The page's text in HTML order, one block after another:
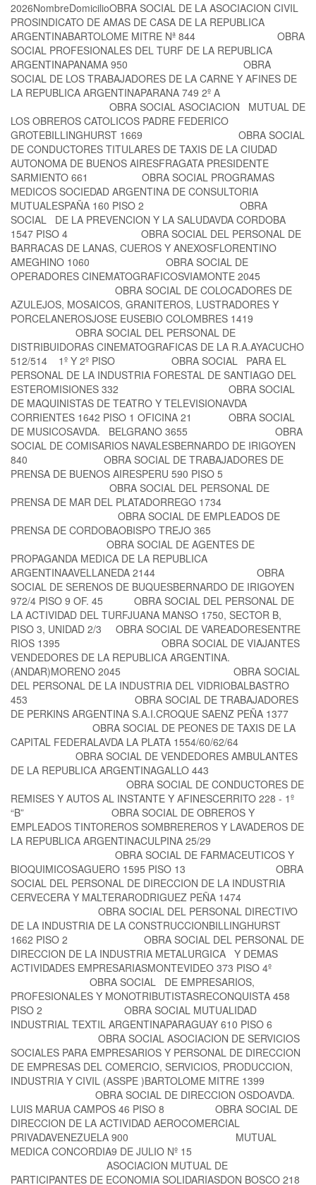
2026NombreDomicilioOBRA SOCIAL DE LA ASOCIACION CIVIL
PROSINDICATO DE AMAS DE CASA DE LA REPUBLICA
ARGENTINABARTOLOME MITRE Nª 844 OBRA
SOCIAL PROFESIONALES DEL TURF DE LA REPUBLICA
ARGENTINAPANAMA 950 OBRA
SOCIAL DE LOS TRABAJADORES DE LA CARNE Y AFINES DE
LA REPUBLICA ARGENTINAPARANA 749 2º A
OBRA SOCIAL ASOCIACION MUTUAL DE
LOS OBREROS CATOLICOS PADRE FEDERICO
GROTEBILLINGHURST 1669 OBRA SOCIAL
DE CONDUCTORES TITULARES DE TAXIS DE LA CIUDAD
AUTONOMA DE BUENOS AIRESFRAGATA PRESIDENTE
SARMIENTO 661 OBRA SOCIAL PROGRAMAS
MEDICOS SOCIEDAD ARGENTINA DE CONSULTORIA
MUTUALESPAÑA 160 PISO 2 OBRA
SOCIAL DE LA PREVENCION Y LA SALUDAVDA CORDOBA
1547 PISO 4 OBRA SOCIAL DEL PERSONAL DE
BARRACAS DE LANAS, CUEROS Y ANEXOSFLORENTINO
AMEGHINO 1060 OBRA SOCIAL DE
OPERADORES CINEMATOGRAFICOSVIAMONTE 2045
OBRA SOCIAL DE COLOCADORES DE
AZULEJOS, MOSAICOS, GRANITEROS, LUSTRADORES Y
PORCELANEROSJOSE EUSEBIO COLOMBRES 1419
OBRA SOCIAL DEL PERSONAL DE
DISTRIBUIDORAS CINEMATOGRAFICAS DE LA R.A.AYACUCHO
512/514 1º Y 2º PISO OBRA SOCIAL PARA EL
PERSONAL DE LA INDUSTRIA FORESTAL DE SANTIAGO DEL
ESTEROMISIONES 332 OBRA SOCIAL
DE MAQUINISTAS DE TEATRO Y TELEVISIONAVDA
CORRIENTES 1642 PISO 1 OFICINA 21 OBRA SOCIAL
DE MUSICOSAVDA. BELGRANO 3655 OBRA
SOCIAL DE COMISARIOS NAVALESBERNARDO DE IRIGOYEN
840 OBRA SOCIAL DE TRABAJADORES DE
PRENSA DE BUENOS AIRESPERU 590 PISO 5
OBRA SOCIAL DEL PERSONAL DE
PRENSA DE MAR DEL PLATADORREGO 1734
OBRA SOCIAL DE EMPLEADOS DE
PRENSA DE CORDOBAOBISPO TREJO 365
OBRA SOCIAL DE AGENTES DE
PROPAGANDA MEDICA DE LA REPUBLICA
ARGENTINAAVELLANEDA 2144 OBRA
SOCIAL DE SERENOS DE BUQUESBERNARDO DE IRIGOYEN
972/4 PISO 9 OF. 45 OBRA SOCIAL DEL PERSONAL DE
LA ACTIVIDAD DEL TURFJUANA MANSO 1750, SECTOR B,
PISO 3, UNIDAD 2/3 OBRA SOCIAL DE VAREADORESENTRE
RIOS 1395 OBRA SOCIAL DE VIAJANTES
VENDEDORES DE LA REPUBLICA ARGENTINA.
(ANDAR)MORENO 2045 OBRA SOCIAL
DEL PERSONAL DE LA INDUSTRIA DEL VIDRIOBALBASTRO
453 OBRA SOCIAL DE TRABAJADORES
DE PERKINS ARGENTINA S.A.I.CROQUE SAENZ PEÑA 1377
OBRA SOCIAL DE PEONES DE TAXIS DE LA
CAPITAL FEDERALAVDA LA PLATA 1554/60/62/64
OBRA SOCIAL DE VENDEDORES AMBULANTES
DE LA REPUBLICA ARGENTINAGALLO 443
OBRA SOCIAL DE CONDUCTORES DE
REMISES Y AUTOS AL INSTANTE Y AFINESCERRITO 228 - 1º
“B” OBRA SOCIAL DE OBREROS Y
EMPLEADOS TINTOREROS SOMBREREROS Y LAVADEROS DE
LA REPUBLICA ARGENTINACULPINA 25/29
OBRA SOCIAL DE FARMACEUTICOS Y
BIOQUIMICOSAGUERO 1595 PISO 13 OBRA
SOCIAL DEL PERSONAL DE DIRECCION DE LA INDUSTRIA
CERVECERA Y MALTERARODRIGUEZ PEÑA 1474
OBRA SOCIAL DEL PERSONAL DIRECTIVO
DE LA INDUSTRIA DE LA CONSTRUCCIONBILLINGHURST
1662 PISO 2 OBRA SOCIAL DEL PERSONAL DE
DIRECCION DE LA INDUSTRIA METALURGICA Y DEMAS
ACTIVIDADES EMPRESARIASMONTEVIDEO 373 PISO 4º
OBRA SOCIAL DE EMPRESARIOS,
PROFESIONALES Y MONOTRIBUTISTASRECONQUISTA 458
PISO 2 OBRA SOCIAL MUTUALIDAD
INDUSTRIAL TEXTIL ARGENTINAPARAGUAY 610 PISO 6
OBRA SOCIAL ASOCIACION DE SERVICIOS
SOCIALES PARA EMPRESARIOS Y PERSONAL DE DIRECCION
DE EMPRESAS DEL COMERCIO, SERVICIOS, PRODUCCION,
INDUSTRIA Y CIVIL (ASSPE )BARTOLOME MITRE 1399
OBRA SOCIAL DE DIRECCION OSDOAVDA.
LUIS MARUA CAMPOS 46 PISO 8 OBRA SOCIAL DE
DIRECCION DE LA ACTIVIDAD AEROCOMERCIAL
PRIVADAVENEZUELA 900 MUTUAL
MEDICA CONCORDIA9 DE JULIO Nº 15
ASOCIACION MUTUAL DE
PARTICIPANTES DE ECONOMIA SOLIDARIASDON BOSCO 218